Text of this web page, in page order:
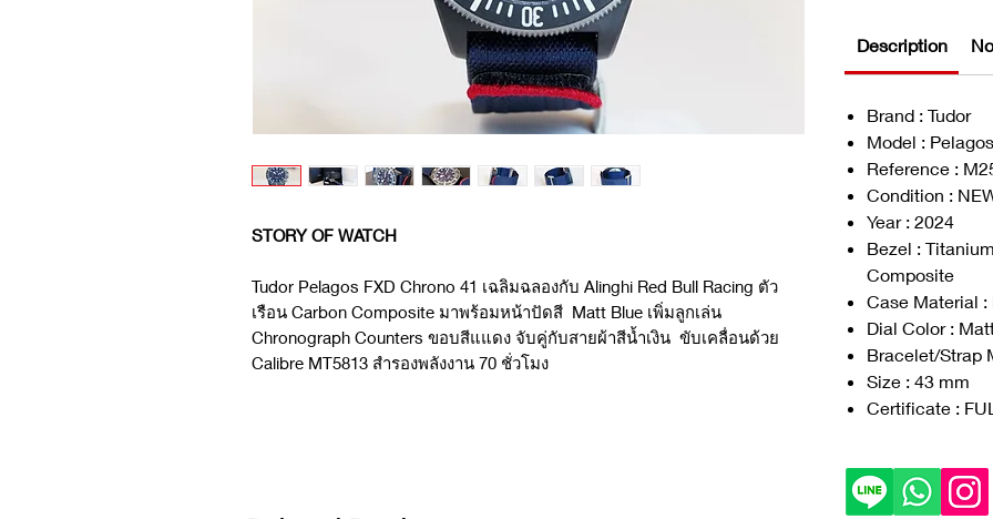
STORY OF WATCH
Tudor Pelagos FXD Chrono 41 เฉลิมฉลองกับ Alinghi Red Bull Racing ตัว
เรือน Carbon Composite มาพร้อมหน้าปัดสี Matt Blue เพิ่มลูกเล่น
Chronograph Counters ขอบสีแแดง จับคู่กับสายผ้าสีน้ำเงิน ขับเคลื่อนด้วย
Calibre MT5813 สำรองพลังงาน 70 ชั่วโมง
Description
Brand : Tudor
Model :
Reference :
Condition :
Year : 2024
Bezel :
Composite
Case Material
Dial Color :
Bracelet/Strap
Size : 43 mm
Certificate :